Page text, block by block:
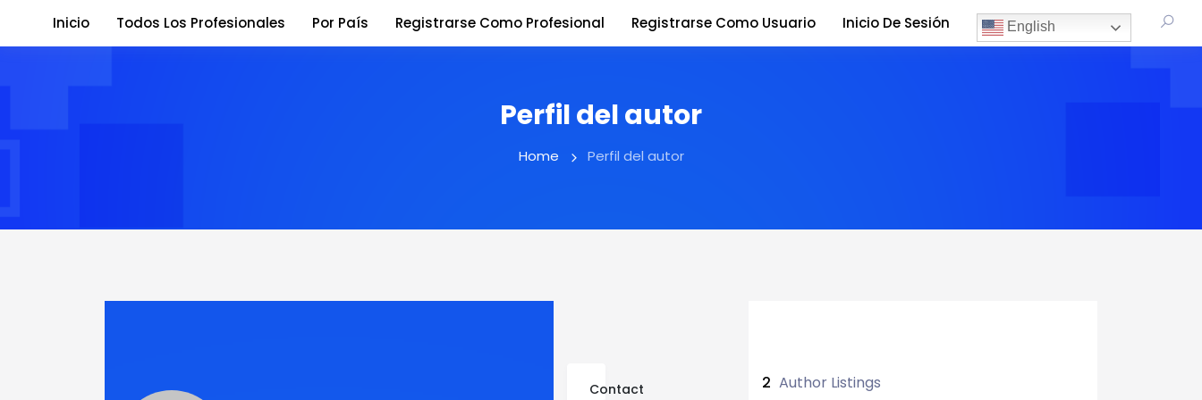
Inicio Todos Los Profesionales Por País Registrarse Como Profesional Registrarse Como Usuario Inicio De Sesión English
Perfil del autor
Home Perfil del autor
Contact
2 Author Listings